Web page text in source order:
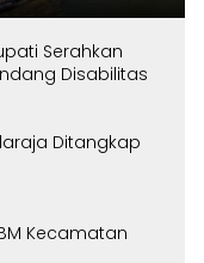
Serahkan
Disabilitas
Ditangkap
Kecamatan